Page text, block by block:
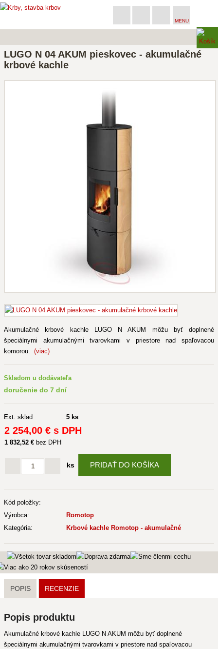
MENU
LUGO N 04 AKUM pieskovec - akumulačné
krbové kachle
Akumulačné krbové kachle LUGO N AKUM môžu byť doplnené
špeciálnymi akumulačnými tvarovkami v priestore nad spaľovacou
komorou. (viac)
Skladom u dodávateľa
doručenie do 7 dní
Ext. sklad 5 ks
2 254,00 € s DPH
1 832,52 € bez DPH
ks PRIDAŤ DO KOŠÍKA
Kód položky:
Výrobca:
Romotop
Kategória:
Krbové kachle Romotop - akumulačné
POPIS RECENZIE
Popis produktu
Akumulačné krbové kachle LUGO N AKUM môžu byť doplnené
špeciálnymi akumulačnými tvarovkami v priestore nad spaľovacou